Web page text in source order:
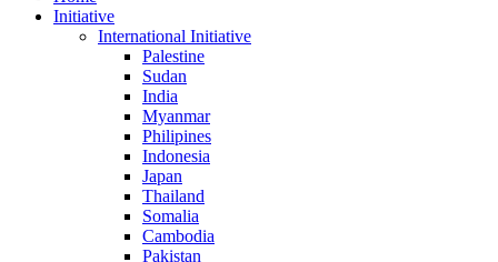
Initiative
International Initiative
Palestine
Sudan
India
Myanmar
Philipines
Indonesia
Japan
Thailand
Somalia
Cambodia
Pakistan